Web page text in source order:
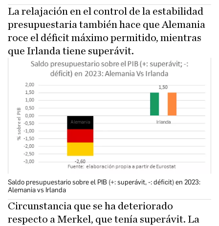
La relajación en el control de la estabilidad
presupuestaria también hace que Alemania
roce el déficit máximo permitido, mientras
que Irlanda tiene superávit.
Saldo presupuestario sobre el PIB (+: superávit, -: déficit) en 2023:
Alemania vs Irlanda
Circunstancia que se ha deteriorado
respecto a Merkel, que tenía superávit. La